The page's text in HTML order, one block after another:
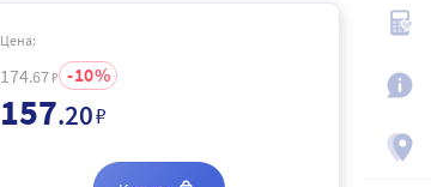
Цена:
174.67₽ 10
157.20₽